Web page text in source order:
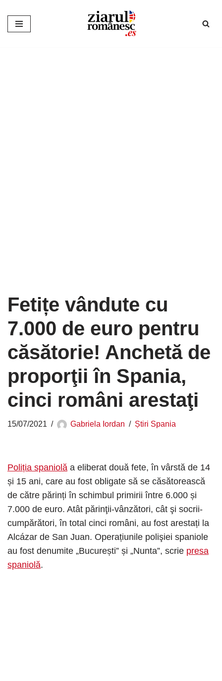
Sari
Fetițe vândute cu
7.000 de euro pentru
căsătorie! Anchetă de
proporţii în Spania,
cinci români arestaţi
15/07/2021 Gabriela Iordan Știri Spania
Poliția spaniolă a eliberat două fete, în vârstă de 14
și 15 ani, care au fost obligate să se căsătorească
de către părinți în schimbul primirii între 6.000 și
7.000 de euro. Atât părinţii-vânzători, cât şi socrii-
cumpărători, în total cinci români, au fost arestați la
Alcázar de San Juan. Operațiunile polişiei spaniole
au fost denumite „București” și „Nunta”, scrie presa
spaniolă.